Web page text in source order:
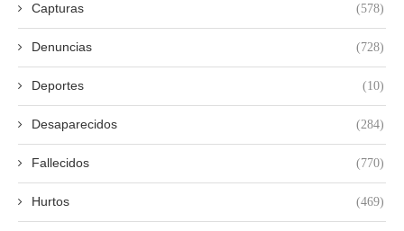
Capturas (578)
Denuncias (728)
Deportes (10)
Desaparecidos (284)
Fallecidos (770)
Hurtos (469)